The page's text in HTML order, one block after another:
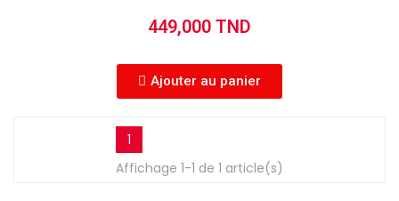
449,000 TND
Ajouter au panier
1
Affichage 1-1 de 1 article(s)